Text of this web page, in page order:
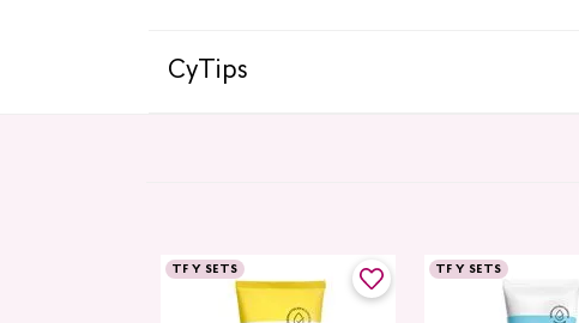
CyTips
TF Y SETS TF Y SETS